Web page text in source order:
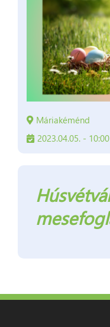
Máriakéménd
2023.04.05. -